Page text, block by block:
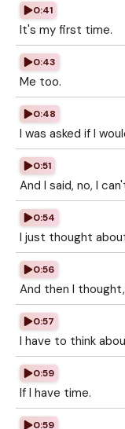
0:41
It's my first time.
0:43
Me too.
0:48
I was asked if I
0:51
And I said, no, I
0:54
I just thought
0:56
And then I thought,
0:57
I have to think
0:59
If I have time.
0:59